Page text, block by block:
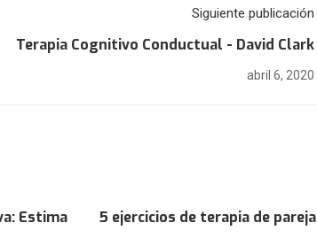
Siguiente publicación
Terapia Cognitivo Conductual - David Clark
abril 6, 2020
Estima
5 ejercicios de terapia de pareja